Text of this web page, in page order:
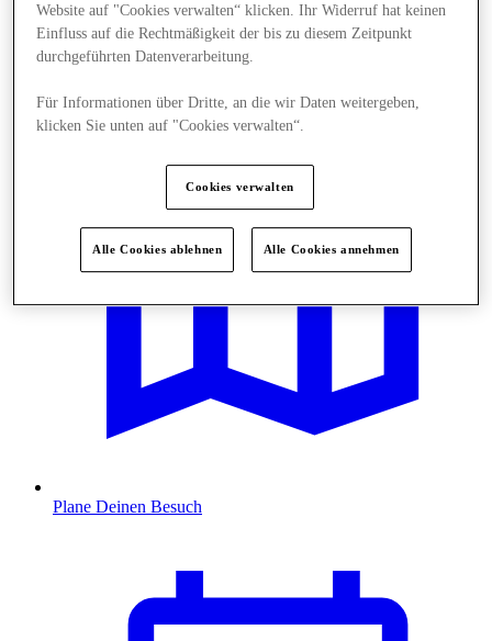
Angebote
Plane Deinen Besuch
Website auf "Cookies verwalten“ klicken. Ihr Widerruf hat keinen
Einfluss auf die Rechtmäßigkeit der bis zu diesem Zeitpunkt
durchgeführten Datenverarbeitung.
Für Informationen über Dritte, an die wir Daten weitergeben,
klicken Sie unten auf "Cookies verwalten“.
Cookies verwalten
Alle Cookies ablehnen Alle Cookies annehmen